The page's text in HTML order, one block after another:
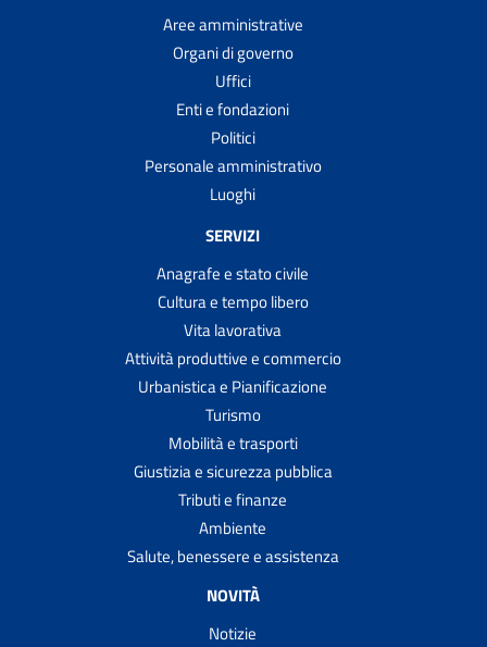
Aree amministrative
Organi di governo
Uffici
Enti e fondazioni
Politici
Personale amministrativo
Luoghi
SERVIZI
Anagrafe e stato civile
Cultura e tempo libero
Vita lavorativa
Attività produttive e commercio
Urbanistica e Pianificazione
Turismo
Mobilità e trasporti
Giustizia e sicurezza pubblica
Tributi e finanze
Ambiente
Salute, benessere e assistenza
NOVITÀ
Notizie